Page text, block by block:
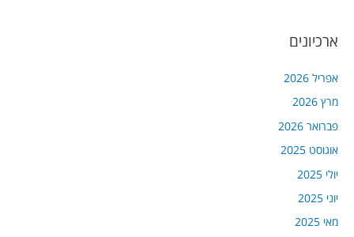
ארכיונים
אפריל 2026
מרץ 2026
פברואר 2026
אוגוסט 2025
יולי 2025
יוני 2025
מאי 2025